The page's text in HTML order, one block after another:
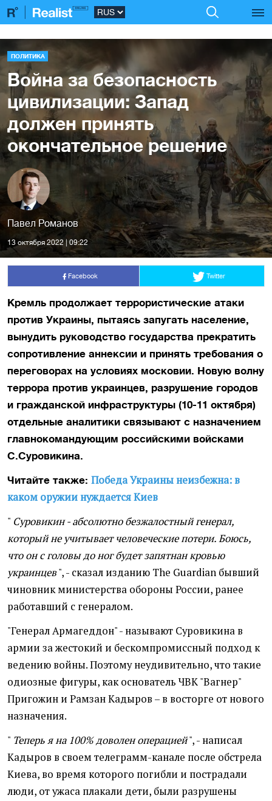
ПОЛИТИКА
Война за безопасность
цивилизации: Запад
должен принять
окончательное решение
Павел Романов
13 октября 2022 | 09:22
Facebook Twitter
Кремль продолжает террористические атаки
против Украины, пытаясь запугать население,
вынудить руководство государства прекратить
сопротивление аннексии и принять требования о
переговорах на условиях московии. Новую волну
террора против украинцев, разрушение городов
и гражданской инфраструктуры (10-11 октября)
отдельные аналитики связывают с назначением
главнокомандующим российскими войсками
С.Суровикина.
Читайте также: Победа Украины неизбежна: в
каком оружии нуждается Киев
" Суровикин - абсолютно безжалостный генерал,
который не учитывает человеческие потери. Боюсь,
что он с головы до ног будет запятнан кровью
украинцев", - сказал изданию The Guardian бывший
чиновник министерства обороны России, ранее
работавший с генералом.
"Генерал Армагеддон" - называют Суровикина в
армии за жестокий и бескомпромиссный подход к
ведению войны. Поэтому неудивительно, что такие
одиозные фигуры, как основатель ЧВК "Вагнер"
Пригожин и Рамзан Кадыров – в восторге от нового
назначения.
" Теперь я на 100% доволен операцией", - написал
Кадыров в своем телеграмм-канале после обстрела
Киева, во время которого погибли и пострадали
люди, от ужаса плакали дети, были разрушены